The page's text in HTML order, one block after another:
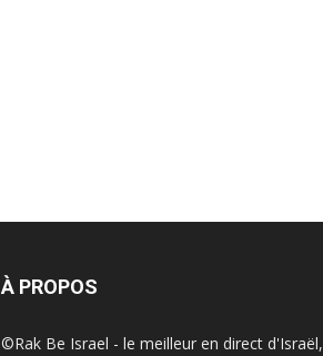
À PROPOS
©Rak Be Israel - le meilleur en direct d'Israël,